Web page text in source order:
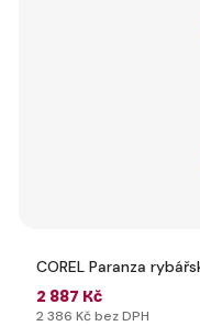
COREL Paranza
2 887 Kč
2 386 Kč bez DPH